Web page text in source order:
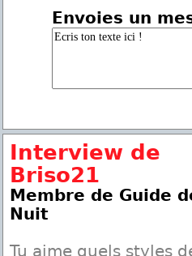
Envoies un
Interview de
Briso21
Membre de Guide
Nuit
Tu aime quels styles